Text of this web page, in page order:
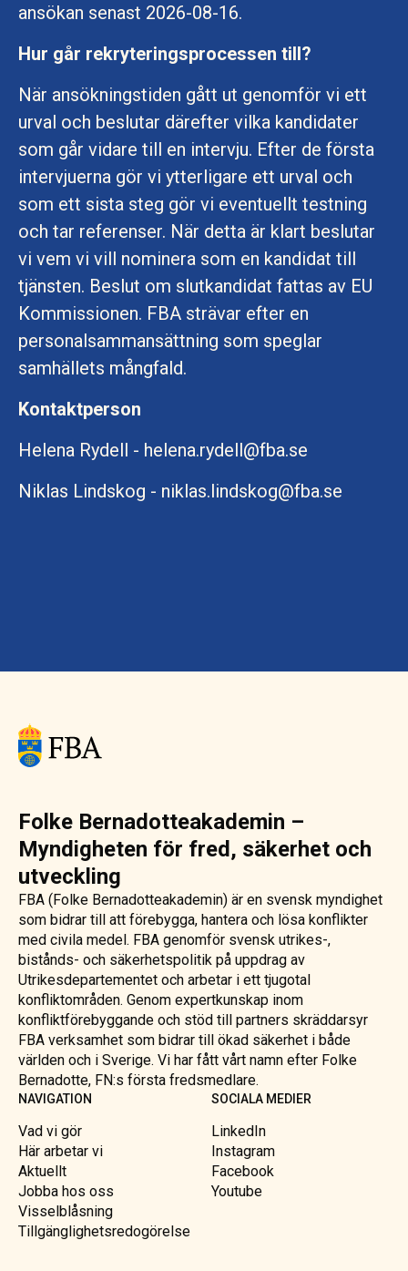
ansökan senast 2026-08-16.
Hur går rekryteringsprocessen till?
När ansökningstiden gått ut genomför vi ett
urval och beslutar därefter vilka kandidater
som går vidare till en intervju. Efter de första
intervjuerna gör vi ytterligare ett urval och
som ett sista steg gör vi eventuellt testning
och tar referenser. När detta är klart beslutar
vi vem vi vill nominera som en kandidat till
tjänsten. Beslut om slutkandidat fattas av EU
Kommissionen. FBA strävar efter en
personalsammansättning som speglar
samhällets mångfald.
Kontaktperson
Helena Rydell - helena.rydell@fba.se
Niklas Lindskog - niklas.lindskog@fba.se
Folke Bernadotteakademin –
Myndigheten för fred, säkerhet och
utveckling
FBA (Folke Bernadotteakademin) är en svensk myndighet
som bidrar till att förebygga, hantera och lösa konflikter
med civila medel. FBA genomför svensk utrikes-,
bistånds- och säkerhetspolitik på uppdrag av
Utrikesdepartementet och arbetar i ett tjugotal
konfliktområden. Genom expertkunskap inom
konfliktförebyggande och stöd till partners skräddarsyr
FBA verksamhet som bidrar till ökad säkerhet i både
världen och i Sverige. Vi har fått vårt namn efter Folke
Bernadotte, FN:s första fredsmedlare.
NAVIGATION
Vad vi gör
Här arbetar vi
Aktuellt
Jobba hos oss
Visselblåsning
Tillgänglighetsredogörelse
SOCIALA MEDIER
LinkedIn
Instagram
Facebook
Youtube